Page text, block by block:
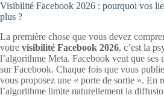
Visibilité Facebook 2026 : pourquoi vos
plus ?
La première chose que vous devez
votre visibilité Facebook 2026, c’est la
l’algorithme Meta. Facebook veut que ses
sur Facebook. Chaque fois que vous
vous proposez une « porte de sortie ». En
l’algorithme limite naturellement la